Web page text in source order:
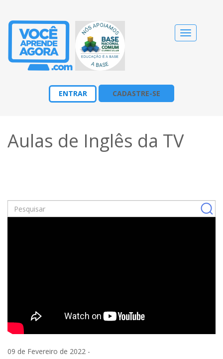
Alternar
navegação
ENTRAR CADASTRE-SE
Aulas de Inglês da TV
09 de Fevereiro de 2022 -